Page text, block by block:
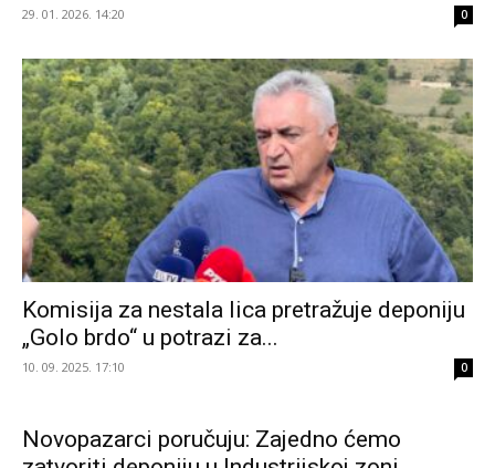
29. 01. 2026. 14:20 0
Komisija za nestala lica pretražuje deponiju
„Golo brdo“ u potrazi za...
10. 09. 2025. 17:10 0
Novopazarci poručuju: Zajedno ćemo